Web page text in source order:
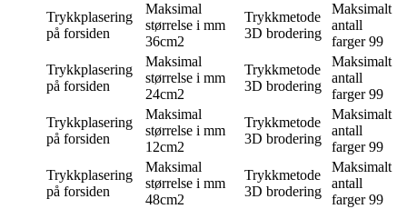
Trykkplasering
på forsiden
Maksimal
størrelse i mm
36cm2
Trykkmetode
3D brodering
Maksimalt
antall
farger 99
Trykkplasering
på forsiden
Maksimal
størrelse i mm
24cm2
Trykkmetode
3D brodering
Maksimalt
antall
farger 99
Trykkplasering
på forsiden
Maksimal
størrelse i mm
12cm2
Trykkmetode
3D brodering
Maksimalt
antall
farger 99
Trykkplasering
på forsiden
Maksimal
størrelse i mm
48cm2
Trykkmetode
3D brodering
Maksimalt
antall
farger 99